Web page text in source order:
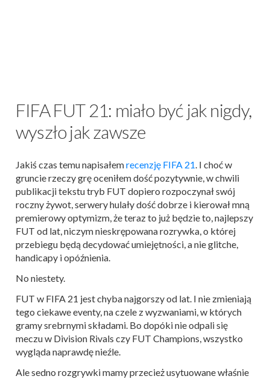
FIFA FUT 21: miało być jak nigdy,
wyszło jak zawsze
Jakiś czas temu napisałemrecenzję FIFA 21. I choć w
gruncie rzeczy grę oceniłem dość pozytywnie, w chwili
publikacji tekstu tryb FUT dopiero rozpoczynał swój
roczny żywot, serwery hulały dość dobrze i kierował mną
premierowy optymizm, że teraz to już będzie to, najlepszy
FUT od lat, niczym nieskrępowana rozrywka, o której
przebiegu będą decydować umiejętności, a nie glitche,
handicapy i opóźnienia.
No niestety.
FUT w FIFA 21 jest chyba najgorszy od lat. I nie zmieniają
tego ciekawe eventy, na czele z wyzwaniami, w których
gramy srebrnymi składami. Bo dopóki nie odpali się
meczu w Division Rivals czy FUT Champions, wszystko
wygląda naprawdę nieźle.
Ale sedno rozgrywki mamy przecież usytuowane właśnie